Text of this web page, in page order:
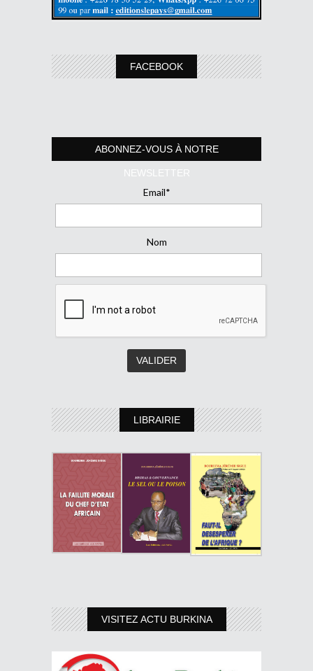
FACEBOOK
ABONNEZ-VOUS À NOTRE
NEWSLETTER
Email*
Nom
LIBRAIRIE
VISITEZ ACTU BURKINA